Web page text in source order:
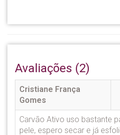
Avaliações (2)
Cristiane França
Gomes
Carvão Ativo uso bastante
pele, espero secar e já